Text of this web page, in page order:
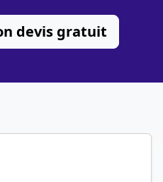
devis gratuit